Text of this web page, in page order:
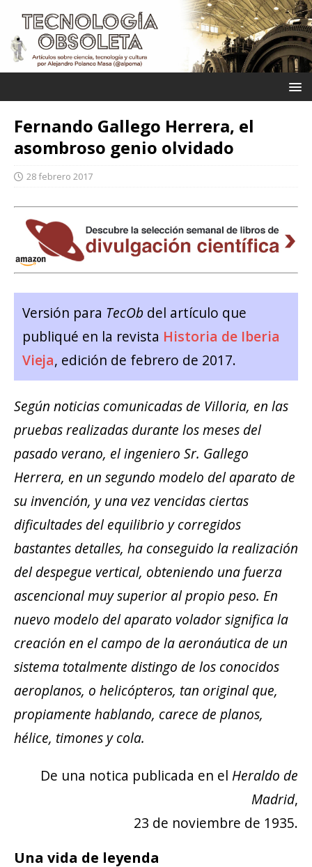
Fernando Gallego Herrera, el
asombroso genio olvidado
28 febrero 2017
Versión para TecOb del artículo que
publiqué en la revista Historia de Iberia
Vieja, edición de febrero de 2017.
Según noticias comunicadas de Villoria, en las
pruebas realizadas durante los meses del
pasado verano, el ingeniero Sr. Gallego
Herrera, en un segundo modelo del aparato de
su invención, y una vez vencidas ciertas
dificultades del equilibrio y corregidos
bastantes detalles, ha conseguido la realización
del despegue vertical, obteniendo una fuerza
ascencional muy superior al propio peso. En
nuevo modelo del aparato volador significa la
creación en el campo de la aeronáutica de un
sistema totalmente distingo de los conocidos
aeroplanos, o helicópteros, tan original que,
propiamente hablando, carece de planos,
hélice, timones y cola.
De una notica publicada en el Heraldo de
Madrid,
23 de noviembre de 1935.
Una vida de leyenda